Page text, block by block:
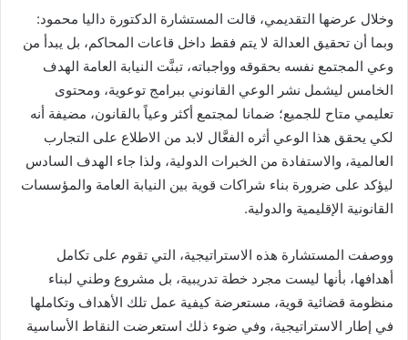
وخلال عرضها التقديمي، قالت المستشارة الدكتورة داليا محمود:
وبما أن تحقيق العدالة لا يتم فقط داخل قاعات المحاكم، بل يبدأ من
وعي المجتمع نفسه بحقوقه وواجباته، تبنَّت النيابة العامة الهدف
الخامس ليشمل نشر الوعي القانوني ببرامج توعوية، ومحتوى
تعليمي متاح للجميع؛ ضمانا لمجتمع أكثر وعياً بالقانون، مضيفة أنه
لكي يحقق هذا الوعي أثره الفعَّال لابد من الاطلاع على التجارب
العالمية، والاستفادة من الخبرات الدولية، ولذا جاء الهدف السادس
ليؤكد على ضرورة بناء شراكات قوية بين النيابة العامة والمؤسسات
القانونية الإقليمية والدولية.
ووصفت المستشارة هذه الاستراتيجية، التي تقوم على تكامل
أهدافها، بأنها ليست مجرد خطة تدريبية، بل مشروع وطني لبناء
منظومة قضائية قوية، مستعرضة كيفية عمل تلك الأهداف وتكاملها
في إطار الاستراتيجية، وفي ضوء ذلك استعرضت النقاط الأساسية